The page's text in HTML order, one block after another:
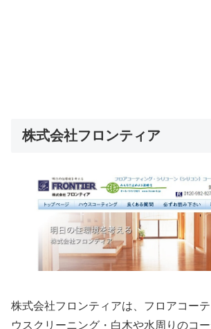
株式会社フロンティア
株式会社フロンティアは、フロアコー
ウスクリーニング・白木や水周りのコ